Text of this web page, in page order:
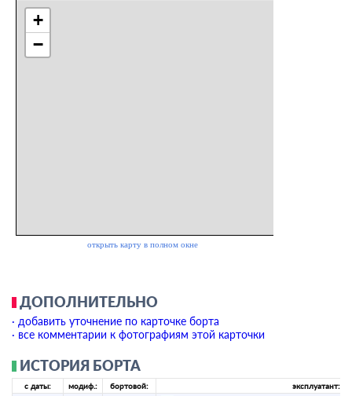
ДОПОЛНИТЕЛЬНО
· добавить уточнение по карточке борта
· все комментарии к фотографиям этой карточки
ИСТОРИЯ БОРТА
с даты: модиф.: бортовой: эксплуатант: